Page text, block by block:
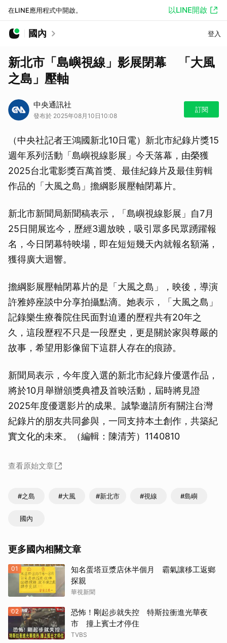
在LINE應用程式中開啟。 以LINE開啟
國內 登入
新北市「島嶼視線」影展閉幕 「大風
之島」壓軸
中央通訊社
發布於 2025年08月10日10:08
訂閱
（中央社記者王鴻國新北10日電）新北市紀錄片獎15
週年系列活動「島嶼視線影展」今天落幕，由榮獲
2025台北電影獎百萬首獎、最佳紀錄片及最佳剪輯
作品的「大風之島」擔綱影展壓軸閉幕片。
新北市新聞局新聞稿表示，「島嶼視線影展」自7月
25日開展迄今，歷經3週放映，吸引眾多民眾踴躍報
名，今日閉幕特映場，即在短短幾天內就報名額滿，
獲得廣大迴響。
擔綱影展壓軸閉幕片的是「大風之島」，映後，導演
許雅婷座談中分享拍攝點滴。她表示，「大風之島」
記錄樂生療養院住民面對迫遷的歷程共有20年之
久，這段歷程不只是一段歷史，更是關於家與尊嚴的
故事，希望用影像留下這群人存在的痕跡。
新聞局表示，今年度入選的新北市紀錄片優選作品，
將於10月舉辦頒獎典禮及首映活動，屆時將見證
2025年度優選影片的成果。誠摯邀請所有關注台灣
紀錄片的朋友共同參與，一同支持本土創作，共築紀
實文化的未來。（編輯：陳清芳）1140810
查看原始文章
#之島 #大風 #新北市 #視線 #島嶼
國內
更多國內相關文章
01
知名蛋塔豆漿店休半個月 霸氣讓移工返鄉
探親
華視新聞
02
恐怖！剛起步就失控 特斯拉衝進光華夜
市 撞上賓士才停住
TVBS